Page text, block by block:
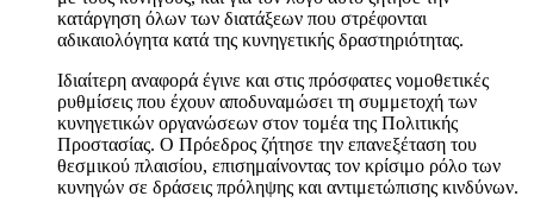
κατάργηση όλων των διατάξεων που στρέφονται
αδικαιολόγητα κατά της κυνηγετικής δραστηριότητας.
Ιδιαίτερη αναφορά έγινε και στις πρόσφατες νομοθετικές
ρυθμίσεις που έχουν αποδυναμώσει τη συμμετοχή των
κυνηγετικών οργανώσεων στον τομέα της Πολιτικής
Προστασίας. Ο Πρόεδρος ζήτησε την επανεξέταση του
θεσμικού πλαισίου, επισημαίνοντας τον κρίσιμο ρόλο των
κυνηγών σε δράσεις πρόληψης και αντιμετώπισης κινδύνων.